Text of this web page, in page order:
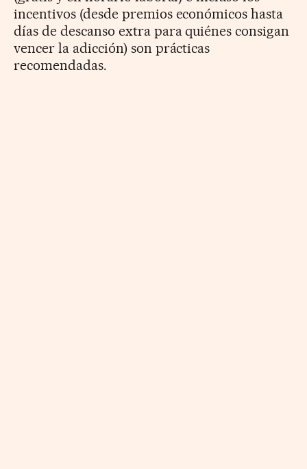
incentivos (desde premios económicos hasta
días de descanso extra para quiénes consigan
vencer la adicción) son prácticas
recomendadas.